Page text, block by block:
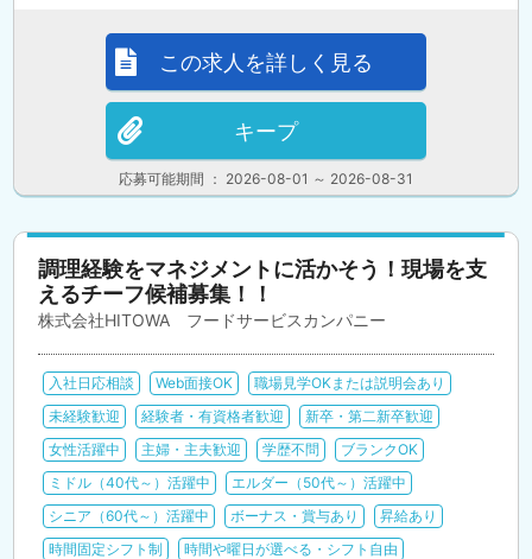
応募可能期間 ： 2026-08-01 ～ 2026-08-31
この求人を詳しく見る
キープ
調理経験をマネジメントに活かそう！現場を支
えるチーフ候補募集！！
株式会社HITOWA フードサービスカンパニー
入社日応相談 Web面接OK
職場見学OKまたは説明会あり
未経験歓迎
経験者・有資格者歓迎
新卒・第二新卒歓迎
女性活躍中
主婦・主夫歓迎 学歴不問
ブランクOK
ミドル（40代～）活躍中
エルダー（50代～）活躍中
シニア（60代～）活躍中
ボーナス・賞与あり
昇給あり
時間固定シフト制
時間や曜日が選べる・シフト自由